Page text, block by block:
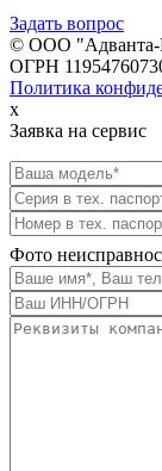
Задать вопрос
© ООО "Адванта-
ОГРН
Политика
x
Заявка на сервис
Фото